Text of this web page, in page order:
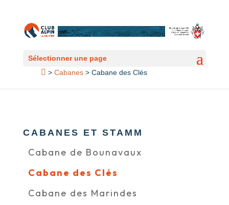
Sélectionner une page
> Cabanes > Cabane des Clés
CABANES ET STAMM
Cabane de Bounavaux
Cabane des Clés
Cabane des Marindes